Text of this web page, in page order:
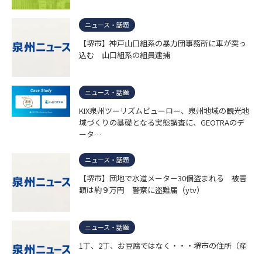
ニュース・話題
【堺市】神戸山口組系の暴力団事務所に車が突っ
込む 山口組系の組員逮捕
ニュース・話題
KIX泉州ツーリズムビューロー、泉州地域の観光地
域づくりの基礎となる実態調査に、GEOTRAのデ
ータ…
ニュース・話題
【堺市】団地で水道メーター30個盗まれる 被害
額は約９万円 警察に盗難届（ytv）
ニュース・話題
1丁、2丁、お豆腐ではなく・・・堺市の住所（産